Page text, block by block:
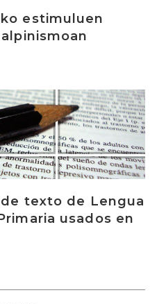
estimuluen
texto de Lengua
usados en